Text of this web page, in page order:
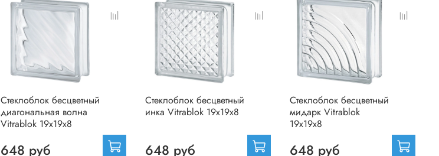
Стеклоблок бесцветный
диагональная волна
Vitrablok 19х19х8
648 руб
Стеклоблок бесцветный
инка Vitrablok 19х19х8
648 руб
Стеклоблок бесцветный
мидарк Vitrablok
19х19х8
648 руб